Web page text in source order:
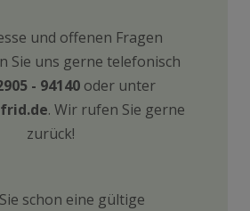
und offenen Fragen
Sie uns gerne telefonisch
- 94140oder unter
. Wir rufen Sie gerne
zurück!
schon eine gültige